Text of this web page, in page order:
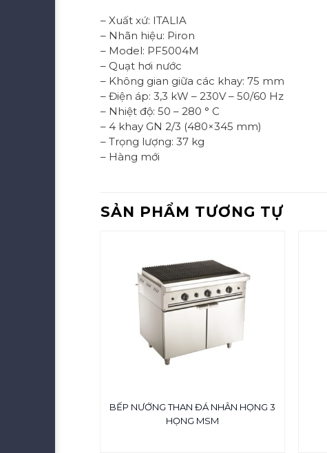
– Xuất xứ: ITALIA
– Nhãn hiệu: Piron
– Model: PF5004M
– Quạt hơi nước
– Không gian giữa các khay: 75 mm
– Điện áp: 3,3 kW – 230V – 50/60 Hz
– Nhiệt độ: 50 – 280 ° C
– 4 khay GN 2/3 (480×345 mm)
– Trọng lượng: 37 kg
– Hàng mới
SẢN PHẨM TƯƠNG TỰ
BẾP NƯỚNG THAN ĐÁ NHÂN HỌNG 3
HỌNG MSM